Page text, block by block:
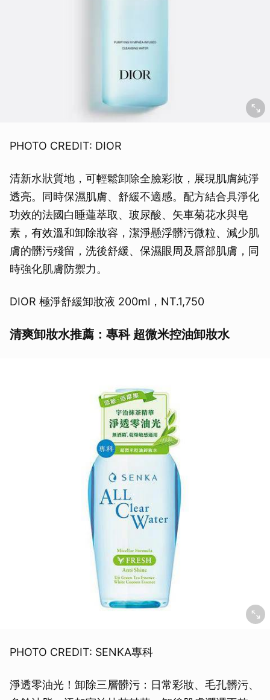
PHOTO CREDIT: DIOR
清新水狀質地，可輕鬆卸除全臉彩妝，展現肌膚純淨
透亮。同時保濕肌膚、舒緩不適感。配方結合具淨化
功效的法國白睡蓮萃取、玻尿酸、矢車菊花水與皂
素，有效溫和卸除妝容，潔淨懸浮髒污微粒、減少肌
膚的髒污殘留，洗後舒緩、保濕眼周及唇部肌膚，同
時強化肌膚防禦力。
DIOR 極淨舒緩卸妝液 200ml，NT.1,750
清爽卸妝水推薦：專科 超微米控油卸妝水
PHOTO CREDIT: SENKA專科
淨透零油光！卸除三層髒污：日常彩妝、毛孔髒污、